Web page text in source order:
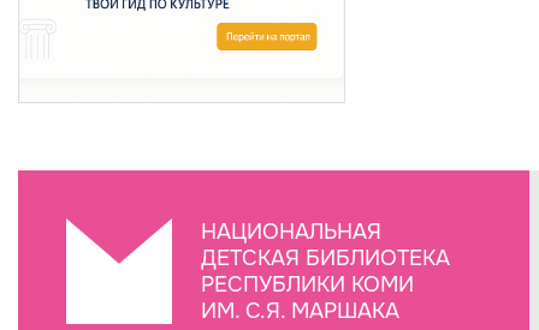
НАЦИОНАЛЬНАЯ
ДЕТСКАЯ БИБЛИОТЕКА
РЕСПУБЛИКИ КОМИ
ИМ. С.Я. МАРШАКА